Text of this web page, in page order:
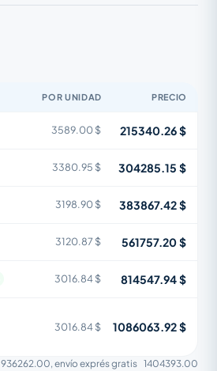
POR UNIDAD PRECIO
3589.00 $ 215340.26 $
3380.95 $ 304285.15 $
3198.90 $ 383867.42 $
3120.87 $ 561757.20 $
3016.84 $ 814547.94 $
3016.84 $ 1086063.92 $
936262.00, envío exprés gratis 1404393.00